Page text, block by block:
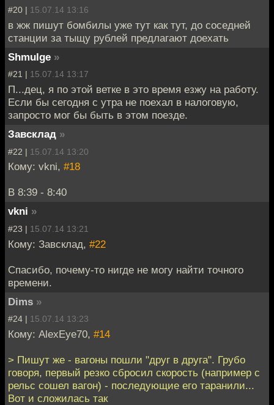
#20 | 15.07.14 13:16
в жж пишут бомбилы уже тут как тут, до соседней
станции за тыщу рублей предлагают доехать
Shmulge »
#21 | 15.07.14 13:17
П...дец, я по этой ветке в это время езжу на работу.
Если бы сегодня с утра не поехал в налоговую,
запросто мог бы быть в этом поезде.
Завсклад »
#22 | 15.07.14 13:20
Кому: vkni, #18
В 8:39 - 8:40
vkni »
#23 | 15.07.14 13:21
Кому: Завсклад, #22
Спасибо, почему-то нигде не могу найти точного
времени.
Dims »
#24 | 15.07.14 13:23
Кому: AlexEye70, #14
> Пишут же - вагоны пошли "друг в друга". Грубо
говоря, первый резко сбросил скорость (например с
рельс сошел вагон) - последующие его таранили...
Вот и сложилась так